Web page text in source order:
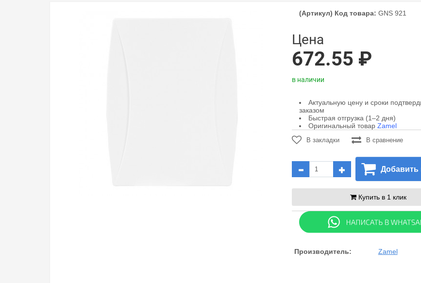
(Артикул) Код товара: GNS 921
Цена
672.55 ₽
в наличии
Актуальную цену и сроки
заказом
Быстрая отгрузка (1–2 дня)
Оригинальный товар Zamel
В закладки В сравнение
Добавить
Купить в 1 клик
Производитель: Zamel